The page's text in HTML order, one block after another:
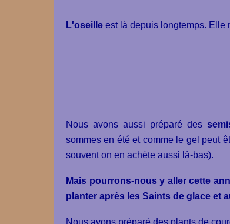
L'oseille est là depuis longtemps. Elle
Nous avons aussi préparé des
sommes en été et comme le gel peut
souvent on en achète aussi là-bas).
Mais pourrons-nous y aller cette
planter après les Saints de glace et
Nous avons préparé des plants de